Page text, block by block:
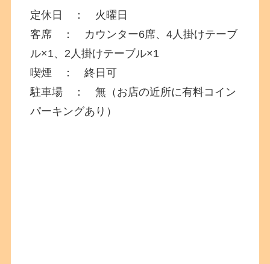
定休日 ： 火曜日
客席 ： カウンター6席、4人掛けテーブ
ル×1、2人掛けテーブル×1
喫煙 ： 終日可
駐車場 ： 無（お店の近所に有料コイン
パーキングあり）